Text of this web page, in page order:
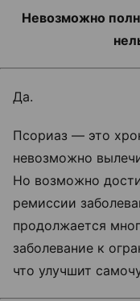
Невозможно
Да.
Псориаз — это
невозможно
Но возможно
ремиссии
продолжается
заболевание к
что улучшит